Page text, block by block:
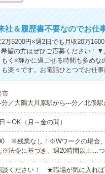
社＆履歴書不要なのでお仕
万5200円×週2日でも月収20万
望の方はぜひご応募ください！
く×静かに過ごせる時間も多め
楽々です。お電話ひとつでお仕事
市
／大隅大川原駅から---分／北俣駅
～OK（月～金の間）
※残業なし！※Wワークの場合
※法令に基づき、週20時間以上…
談ください！ ★職場が気に入れば